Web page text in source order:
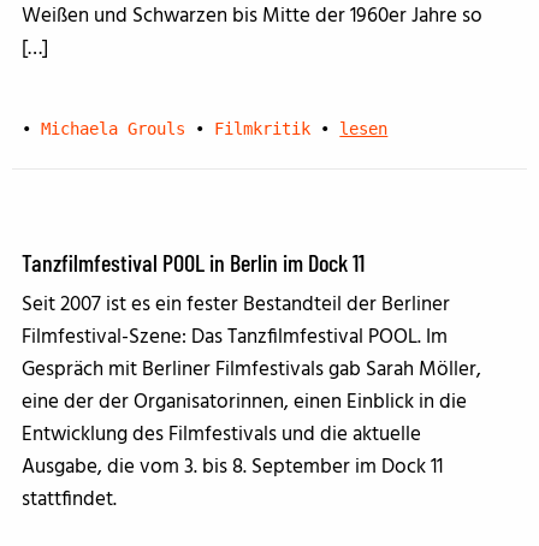
Weißen und Schwarzen bis Mitte der 1960er Jahre so
[…]
• Michaela Grouls • Filmkritik • lesen
Tanzfilmfestival POOL in Berlin im Dock 11
Seit 2007 ist es ein fester Bestandteil der Berliner
Filmfestival-Szene: Das Tanzfilmfestival POOL. Im
Gespräch mit Berliner Filmfestivals gab Sarah Möller,
eine der der Organisatorinnen, einen Einblick in die
Entwicklung des Filmfestivals und die aktuelle
Ausgabe, die vom 3. bis 8. September im Dock 11
stattfindet.